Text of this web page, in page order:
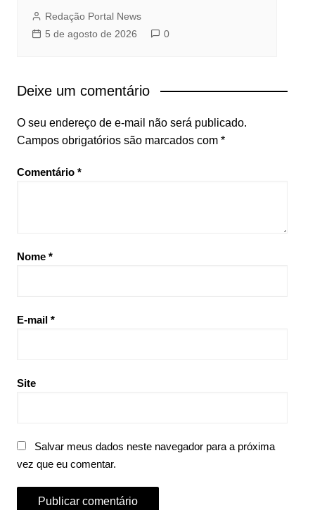
Redação Portal News
5 de agosto de 2026
0
Deixe um comentário
O seu endereço de e-mail não será publicado.
Campos obrigatórios são marcados com *
Comentário *
Nome *
E-mail *
Site
Salvar meus dados neste navegador para a próxima
vez que eu comentar.